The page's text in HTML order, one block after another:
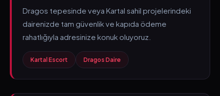
Dragos tepesinde veya Kartal sahil projelerindeki
dairenizde tam güvenlik ve kapıda ödeme
rahatlığıyla adresinize konuk oluyoruz.
Kartal Escort Dragos Daire